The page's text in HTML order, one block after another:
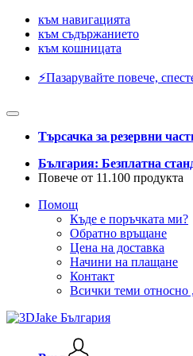
към навигацията
към съдържанието
към кошницата
⚡️Пазарувайте повече,
Търсачка за резервни
България: Безплатна
Повече от 11.100 продукта
Помощ
Къде е поръчката ми?
Обратно връщане
Цена на доставка
Начини на плащане
Контакт
Всички теми